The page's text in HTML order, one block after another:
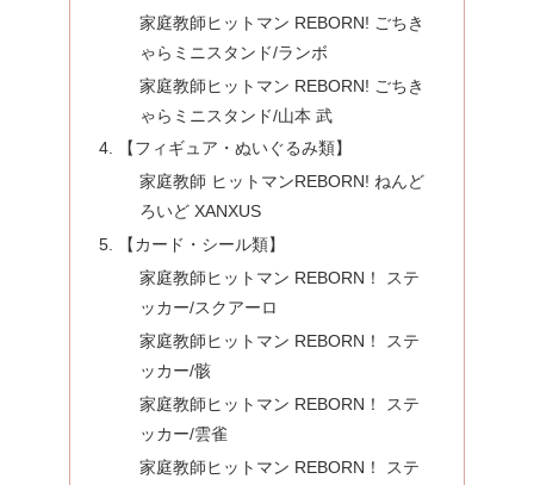
家庭教師ヒットマン REBORN! ごちき
ゃらミニスタンド/ランボ
家庭教師ヒットマン REBORN! ごちき
ゃらミニスタンド/山本 武
【フィギュア・ぬいぐるみ類】
家庭教師 ヒットマンREBORN! ねんど
ろいど XANXUS
【カード・シール類】
家庭教師ヒットマン REBORN！ ステ
ッカー/スクアーロ
家庭教師ヒットマン REBORN！ ステ
ッカー/骸
家庭教師ヒットマン REBORN！ ステ
ッカー/雲雀
家庭教師ヒットマン REBORN！ ステ